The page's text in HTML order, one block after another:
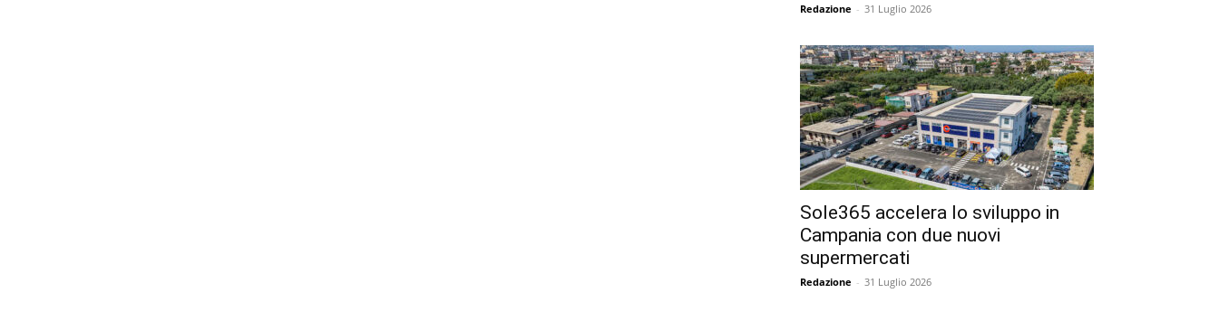
Redazione - 31 Luglio 2026
Sole365 accelera lo sviluppo in
Campania con due nuovi
supermercati
Redazione - 31 Luglio 2026